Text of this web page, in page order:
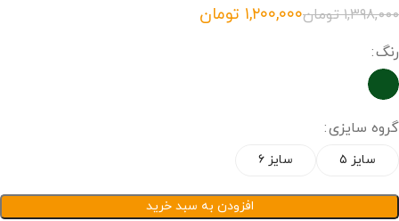
۱,۳۹۸,۰۰۰ تومان۱,۲۰۰,۰۰۰ تومان
رنگ
گروه سایزی
سایز ۵ سایز ۶
افزودن به سبد خرید